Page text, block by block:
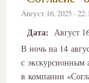
Август 16, 2025 -
Дата: Август
В ночь на 14
с экскурсионным
в компании